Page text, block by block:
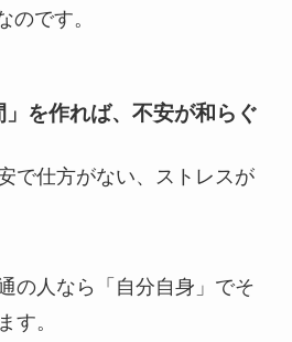
のです。
を作れば、不安が和らぐ
で仕方がない、ストレスが
の人なら「自分自身」でそ
す。